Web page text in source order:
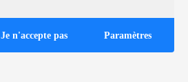
Je n'accepte pas Paramètres